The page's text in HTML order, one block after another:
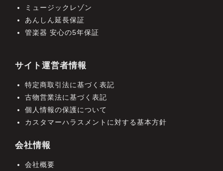
ミュージックレゾン
あんしん延長保証
管楽器 安心の5年保証
サイト運営者情報
特定商取引法に基づく表記
古物営業法に基づく表記
個人情報の保護について
カスタマーハラスメントに対する基本方針
会社情報
会社概要